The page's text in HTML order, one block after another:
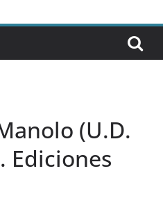
(U.D.
Ediciones